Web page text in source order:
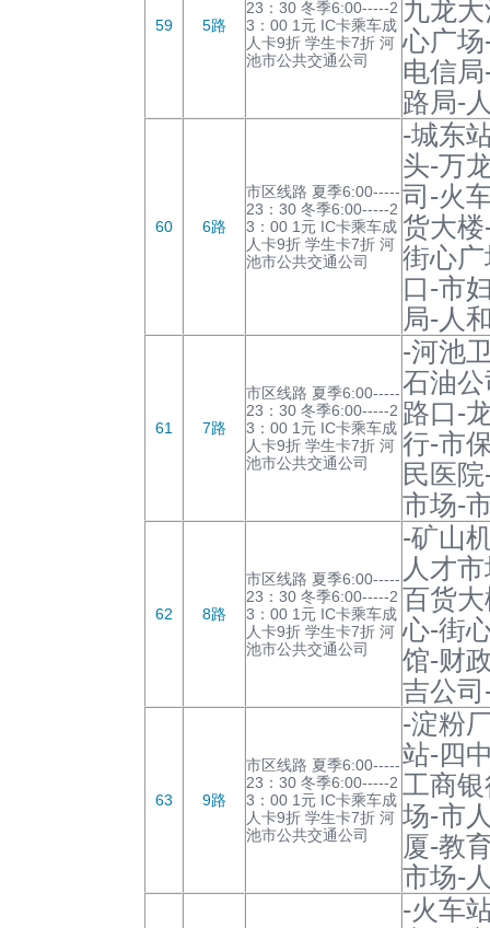
59 5路
23：30 冬季6:00-----2
3：00 1元 IC卡乘车成
人卡9折 学生卡7折 河
池市公共交通公司
九龙
心广
电信
路局-
60 6路
市区线路 夏季6:00-----
23：30 冬季6:00-----2
3：00 1元 IC卡乘车成
人卡9折 学生卡7折 河
池市公共交通公司
-城东
头-万
司-火
货大
街心
口-市
局-人
61 7路
市区线路 夏季6:00-----
23：30 冬季6:00-----2
3：00 1元 IC卡乘车成
人卡9折 学生卡7折 河
池市公共交通公司
-河池
石油
路口-
行-市
民医
市场-
62 8路
市区线路 夏季6:00-----
23：30 冬季6:00-----2
3：00 1元 IC卡乘车成
人卡9折 学生卡7折 河
池市公共交通公司
-矿山
人才
百货
心-街
馆-财
吉公
63 9路
市区线路 夏季6:00-----
23：30 冬季6:00-----2
3：00 1元 IC卡乘车成
人卡9折 学生卡7折 河
池市公共交通公司
-淀粉
站-四
工商
场-市
厦-教
市场-
-火车